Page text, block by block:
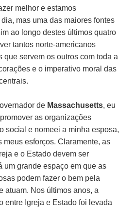
melhor e estamos
mas uma das maiores fontes
ao longo destes últimos quatro
tantos norte-americanos
que servem os outros com toda a
e o imperativo moral das
de Massachusetts, eu
as organizações
social e nomeei a minha esposa,
meus esforços. Claramente, as
e o Estado devem ser
um grande espaço em que as
podem fazer o bem pela
atuam. Nos últimos anos, a
entre Igreja e Estado foi levada